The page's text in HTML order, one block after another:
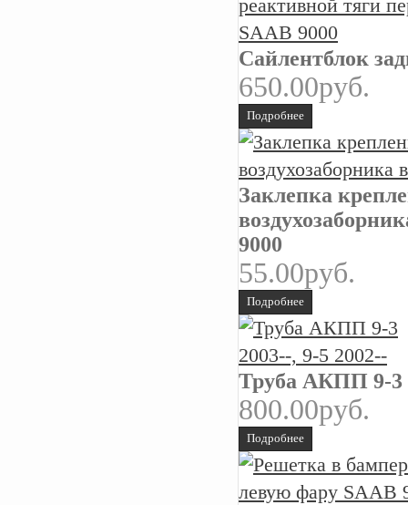
Сайлентблок
650.00руб.
Подробнее
Заклепка
9000
55.00руб.
Подробнее
Труба АКПП 9-3
800.00руб.
Подробнее